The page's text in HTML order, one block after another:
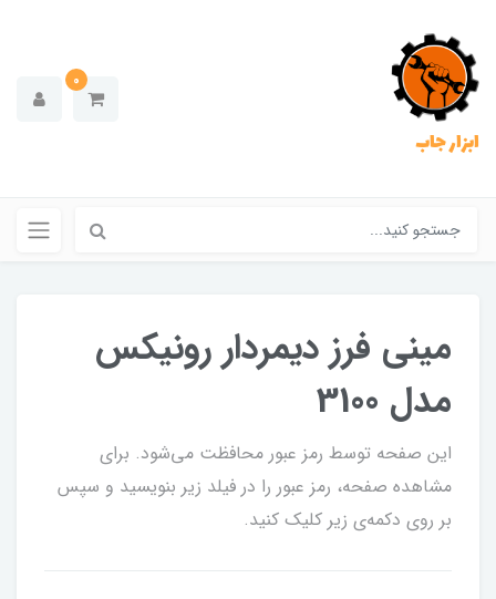
ابزار جاب
0
مینی فرز دیمردار رونیکس
مدل 3100
این صفحه توسط رمز عبور محافظت می‌شود. برای
مشاهده صفحه، رمز عبور را در فیلد زیر بنویسید و سپس
بر روی دکمه‌ی زیر کلیک کنید.